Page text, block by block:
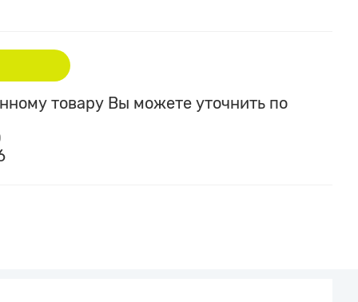
товару Вы можете уточнить по